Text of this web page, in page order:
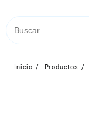
Inicio Productos